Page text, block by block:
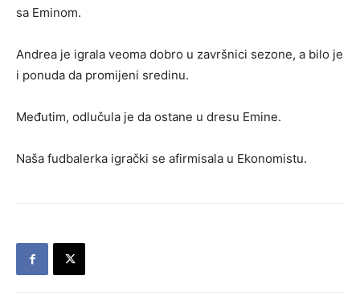
sa Eminom.
Andrea je igrala veoma dobro u završnici sezone, a bilo je
i ponuda da promijeni sredinu.
Međutim, odlučula je da ostane u dresu Emine.
Naša fudbalerka igrački se afirmisala u Ekonomistu.